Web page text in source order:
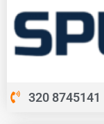
320 8745141